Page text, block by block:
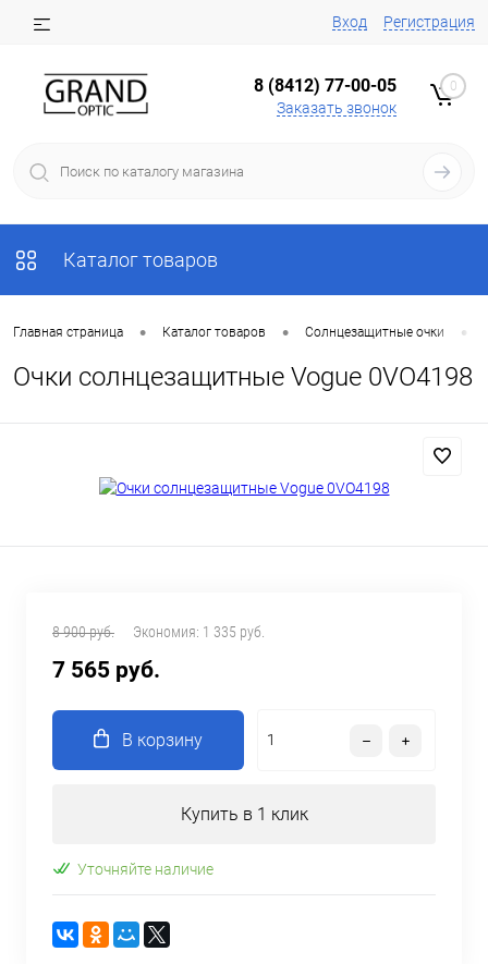
Вход Регистрация
8 (8412) 77-00-05
Заказать звонок
0
Каталог товаров
Главная страница • Каталог товаров • Солнцезащитные очки •
Очки солнцезащитные Vogue 0VO4198
8 900 руб. Экономия: 1 335 руб.
7 565 руб.
В корзину
Купить в 1 клик
Уточняйте наличие